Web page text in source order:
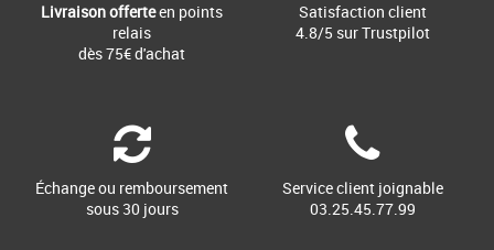
Livraison offerteen points
relais
dès 75€ d'achat
Satisfaction client
4.8/5 sur Trustpilot
Échange ou remboursement
sous 30 jours
Service client joignable
03.25.45.77.99